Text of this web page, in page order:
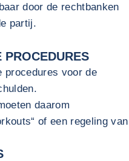
door de rechtbanken
partij.
PROCEDURES
procedures voor de
daarom
of een regeling van